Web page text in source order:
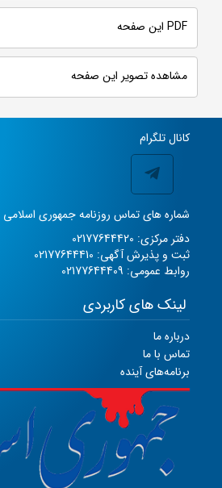
PDF این صفحه
مشاهده تصویر این صفحه
کانال تلگرام
شماره های تماس روزنامه جمهوری اسلامی
دفتر مرکزی: 02177644420
ثبت و پذیرش آگهی: 02177644410
روابط عمومی: 02177644409
لینک های کاربردی
درباره ما
تماس با ما
برنامه‌های آینده